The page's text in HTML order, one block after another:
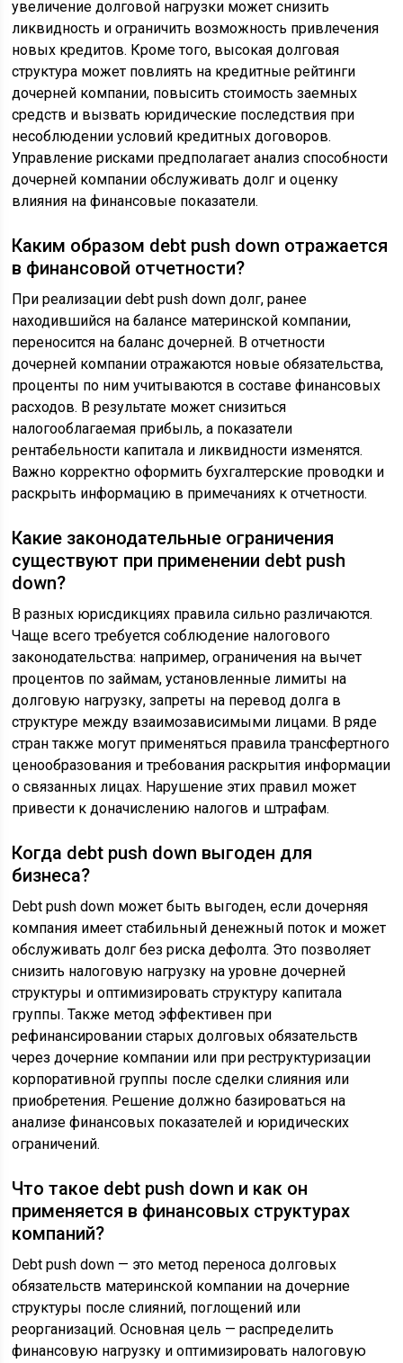
увеличение долговой нагрузки может снизить
ликвидность и ограничить возможность привлечения
новых кредитов. Кроме того, высокая долговая
структура может повлиять на кредитные рейтинги
дочерней компании, повысить стоимость заемных
средств и вызвать юридические последствия при
несоблюдении условий кредитных договоров.
Управление рисками предполагает анализ способности
дочерней компании обслуживать долг и оценку
влияния на финансовые показатели.
Каким образом debt push down отражается
в финансовой отчетности?
При реализации debt push down долг, ранее
находившийся на балансе материнской компании,
переносится на баланс дочерней. В отчетности
дочерней компании отражаются новые обязательства,
проценты по ним учитываются в составе финансовых
расходов. В результате может снизиться
налогооблагаемая прибыль, а показатели
рентабельности капитала и ликвидности изменятся.
Важно корректно оформить бухгалтерские проводки и
раскрыть информацию в примечаниях к отчетности.
Какие законодательные ограничения
существуют при применении debt push
down?
В разных юрисдикциях правила сильно различаются.
Чаще всего требуется соблюдение налогового
законодательства: например, ограничения на вычет
процентов по займам, установленные лимиты на
долговую нагрузку, запреты на перевод долга в
структуре между взаимозависимыми лицами. В ряде
стран также могут применяться правила трансфертного
ценообразования и требования раскрытия информации
о связанных лицах. Нарушение этих правил может
привести к доначислению налогов и штрафам.
Когда debt push down выгоден для
бизнеса?
Debt push down может быть выгоден, если дочерняя
компания имеет стабильный денежный поток и может
обслуживать долг без риска дефолта. Это позволяет
снизить налоговую нагрузку на уровне дочерней
структуры и оптимизировать структуру капитала
группы. Также метод эффективен при
рефинансировании старых долговых обязательств
через дочерние компании или при реструктуризации
корпоративной группы после сделки слияния или
приобретения. Решение должно базироваться на
анализе финансовых показателей и юридических
ограничений.
Что такое debt push down и как он
применяется в финансовых структурах
компаний?
Debt push down — это метод переноса долговых
обязательств материнской компании на дочерние
структуры после слияний, поглощений или
реорганизаций. Основная цель — распределить
финансовую нагрузку и оптимизировать налоговую